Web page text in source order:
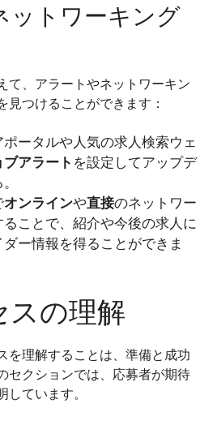
ットワーキング
て、アラートやネットワーキン
見つけることができます：
ータルや人気の求人検索ウェ
ブアラート を設定してアップデ
オンラインや直接のネットワー
ことで、紹介や今後の求人に
ー情報を得ることができま
スの理解
を理解することは、準備と成功
セクションでは、応募者が期待
ています。